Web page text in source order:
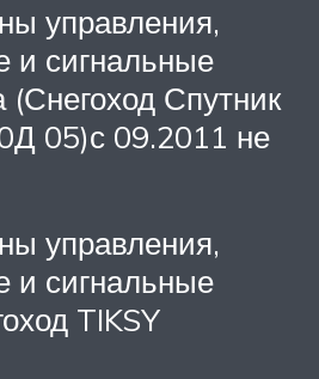
управления,
и сигнальные
Спутник
05)с 09.2011 не
управления,
и сигнальные
TIKSY